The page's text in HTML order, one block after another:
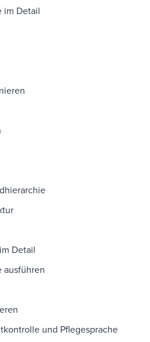
im Detail
Detail
ausführen
und Pflegesprache